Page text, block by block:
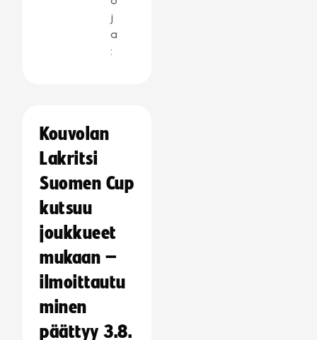
j
a
:
Kouvolan
Lakritsi
Suomen Cup
kutsuu
joukkueet
mukaan –
ilmoittautu
minen
päättyy 3.8.